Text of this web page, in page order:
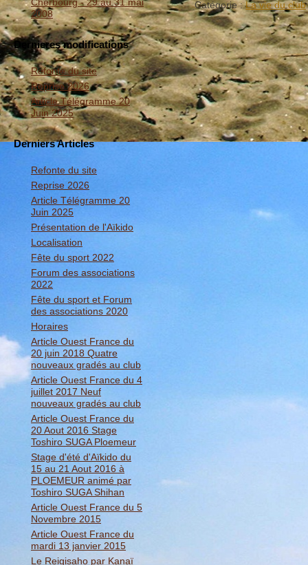
2008
Dernieres modifications
Refonte du site
Reprise 2026
Article Télégramme 20
Juin 2025
Derniers Articles
Refonte du site
Reprise 2026
Article Télégramme 20
Juin 2025
Présentation de l'Aïkido
Localisation
Fête du sport 2022
Forum des associations
2022
Fête du sport et Forum
des associations 2020
Horaires
Article Ouest France du
20 juin 2018 Quatre
nouveaux gradés au club
Article Ouest France du 4
juillet 2017 Neuf
nouveaux gradés au club
Article Ouest France du
20 Aout 2016 Stage
Toshiro SUGA Ploemeur
Stage d'été d'Aïkido du
15 au 21 Aout 2016 à
PLOEMEUR animé par
Toshiro SUGA Shihan
Article Ouest France du 5
Novembre 2015
Article Ouest France du
mardi 13 janvier 2015
Le Reigisaho par Kanaï
Catégorie :La vie du club